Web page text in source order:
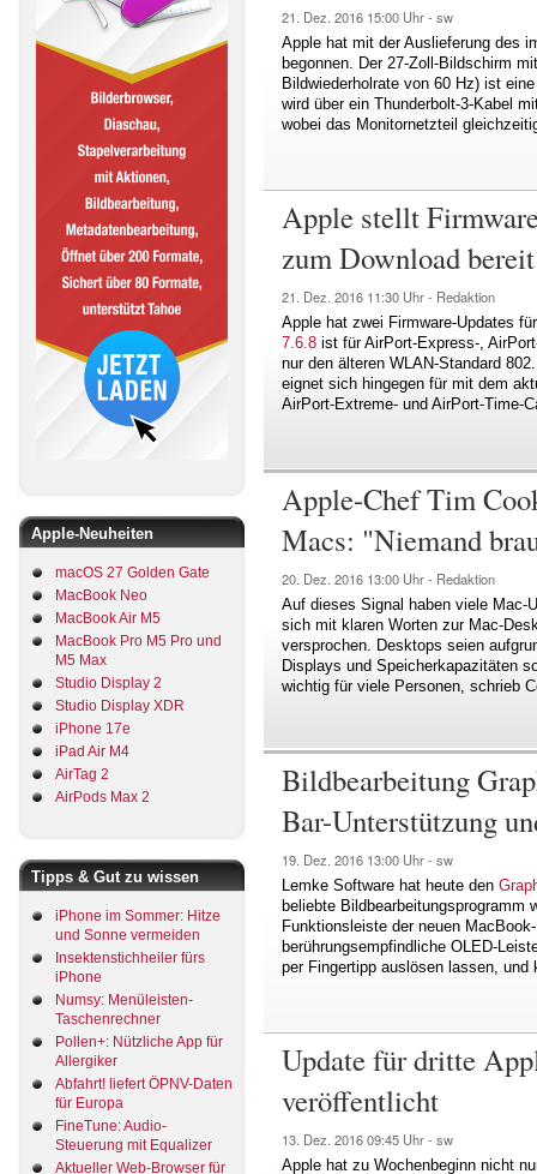
Apple-Neuheiten
macOS 27 Golden Gate
MacBook Neo
MacBook Air M5
MacBook Pro M5 Pro und
M5 Max
Studio Display 2
Studio Display XDR
iPhone 17e
iPad Air M4
AirTag 2
AirPods Max 2
Tipps & Gut zu wissen
iPhone im Sommer: Hitze
und Sonne vermeiden
Insektenstichheiler fürs
iPhone
Numsy: Menüleisten-
Taschenrechner
Pollen+: Nützliche App für
Allergiker
Abfahrt! liefert ÖPNV-Daten
für Europa
FineTune: Audio-
Steuerung mit Equalizer
Aktueller Web-Browser für
21. Dez. 2016 15:00 Uhr - sw
Apple hat mit der Auslieferung des
begonnen. Der 27-Zoll-Bildschirm
Bildwiederholrate von 60 Hz) ist
wird über ein Thunderbolt-3-Kabel
wobei das Monitornetzteil
Apple stellt
zum Download bereit
21. Dez. 2016 11:30 Uhr - Redaktion
Apple hat zwei Firmware-Updates
7.6.8 ist für AirPort-Express-,
nur den älteren WLAN-Standard
eignet sich hingegen für mit dem
AirPort-Extreme- und AirPort-Time-
Apple-Chef Tim
Macs: "Niemand
20. Dez. 2016 13:00 Uhr - Redaktion
Auf dieses Signal haben viele Mac-
sich mit klaren Worten zur Mac-
versprochen. Desktops seien
Displays und Speicherkapazitäten
wichtig für viele Personen, schrieb
Bildbearbeitung
Bar-Unterstützung
19. Dez. 2016 13:00 Uhr - sw
Lemke Software hat heute den
beliebte Bildbearbeitungsprogramm
Funktionsleiste der neuen
berührungsempfindliche OLED-
per Fingertipp auslösen lassen,
Update für dritte
veröffentlicht
13. Dez. 201609:45 Uhr - sw
Apple hat zu Wochenbeginn nicht